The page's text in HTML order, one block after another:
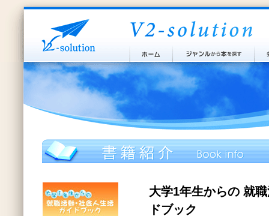
大学1年生からの 就
ドブック